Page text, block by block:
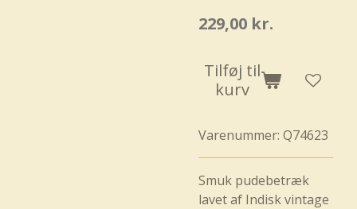
229,00 kr.
Tilføj til
kurv
Varenummer: Q74623
Smuk pudebetræk
lavet af Indisk vintage